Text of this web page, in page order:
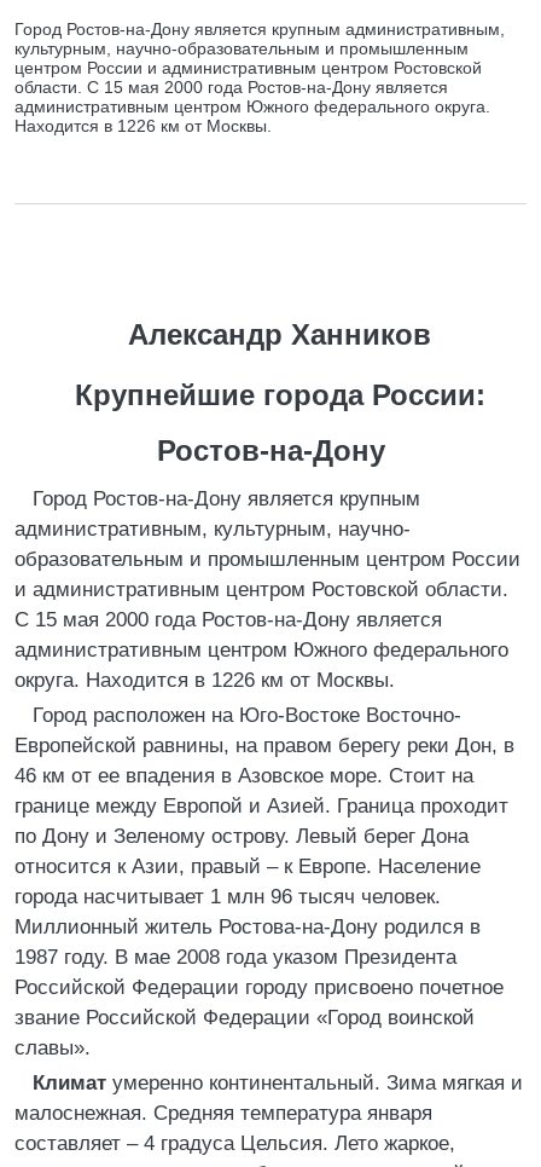
Город Ростов-на-Дону является крупным административным,
культурным, научно-образовательным и промышленным
центром России и административным центром Ростовской
области. С 15 мая 2000 года Ростов-на-Дону является
административным центром Южного федерального округа.
Находится в 1226 км от Москвы.
Александр Ханников
Крупнейшие города России:
Ростов-на-Дону
Город Ростов-на-Дону является крупным
административным, культурным, научно-
образовательным и промышленным центром России
и административным центром Ростовской области.
С 15 мая 2000 года Ростов-на-Дону является
административным центром Южного федерального
округа. Находится в 1226 км от Москвы.
Город расположен на Юго-Востоке Восточно-
Европейской равнины, на правом берегу реки Дон, в
46 км от ее впадения в Азовское море. Стоит на
границе между Европой и Азией. Граница проходит
по Дону и Зеленому острову. Левый берег Дона
относится к Азии, правый – к Европе. Население
города насчитывает 1 млн 96 тысяч человек.
Миллионный житель Ростова-на-Дону родился в
1987 году. В мае 2008 года указом Президента
Российской Федерации городу присвоено почетное
звание Российской Федерации «Город воинской
славы».
Климат умеренно континентальный. Зима мягкая и
малоснежная. Средняя температура января
составляет – 4 градуса Цельсия. Лето жаркое,